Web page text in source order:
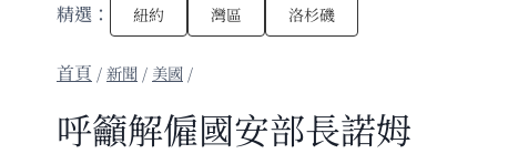
精選： 紐約 灣區 洛杉磯
/新聞 / 美國 /
呼籲解僱國安部長諾姆